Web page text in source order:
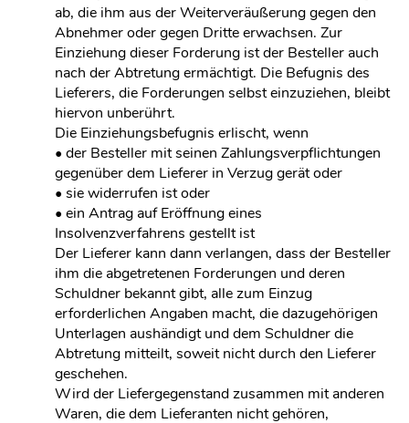
ab, die ihm aus der Weiterveräußerung gegen den
Abnehmer oder gegen Dritte erwachsen. Zur
Einziehung dieser Forderung ist der Besteller auch
nach der Abtretung ermächtigt. Die Befugnis des
Lieferers, die Forderungen selbst einzuziehen, bleibt
hiervon unberührt.
Die Einziehungsbefugnis erlischt, wenn
• der Besteller mit seinen Zahlungsverpflichtungen
gegenüber dem Lieferer in Verzug gerät oder
• sie widerrufen ist oder
• ein Antrag auf Eröffnung eines
Insolvenzverfahrens gestellt ist
Der Lieferer kann dann verlangen, dass der Besteller
ihm die abgetretenen Forderungen und deren
Schuldner bekannt gibt, alle zum Einzug
erforderlichen Angaben macht, die dazugehörigen
Unterlagen aushändigt und dem Schuldner die
Abtretung mitteilt, soweit nicht durch den Lieferer
geschehen.
Wird der Liefergegenstand zusammen mit anderen
Waren, die dem Lieferanten nicht gehören,